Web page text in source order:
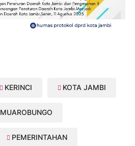
KERINCI KOTA JAMBI
MUAROBUNGO
PEMERINTAHAN